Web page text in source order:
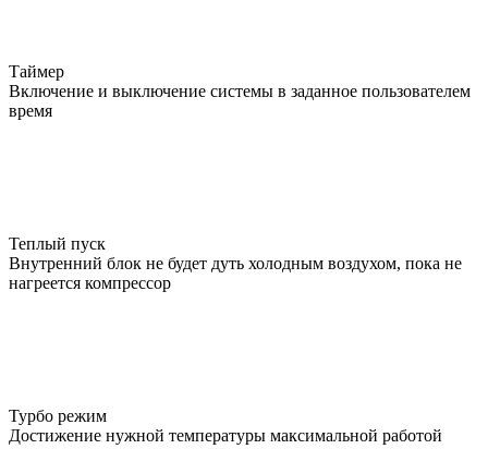
Таймер
Включение и выключение системы в заданное пользователем
время
Теплый пуск
Внутренний блок не будет дуть холодным воздухом, пока не
нагреется компрессор
Турбо режим
Достижение нужной температуры максимальной работой